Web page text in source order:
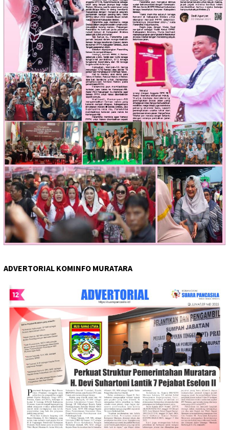
ADVERTORIAL KOMINFO MURATARA